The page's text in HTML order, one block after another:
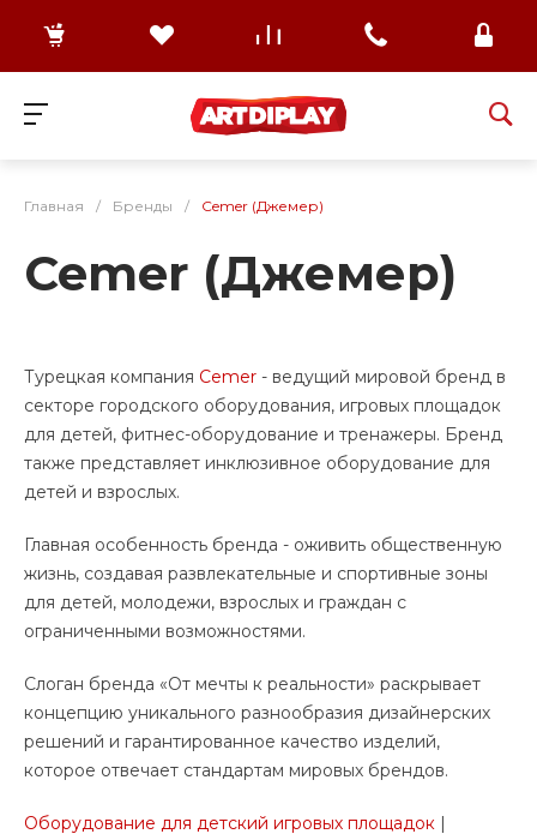
Главная / Бренды / Cemer (Джемер)
Cemer (Джемер)
Турецкая компания Cemer - ведущий мировой бренд в
секторе городского оборудования, игровых площадок
для детей, фитнес-оборудование и тренажеры. Бренд
также представляет инклюзивное оборудование для
детей и взрослых.
Главная особенность бренда - оживить общественную
жизнь, создавая развлекательные и спортивные зоны
для детей, молодежи, взрослых и граждан с
ограниченными возможностями.
Слоган бренда «От мечты к реальности» раскрывает
концепцию уникального разнообразия дизайнерских
решений и гарантированное качество изделий,
которое отвечает стандартам мировых брендов.
Оборудование для детский игровых площадок |